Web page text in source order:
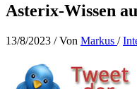
Asterix-Wissen
13/8/2023 / Von Markus /